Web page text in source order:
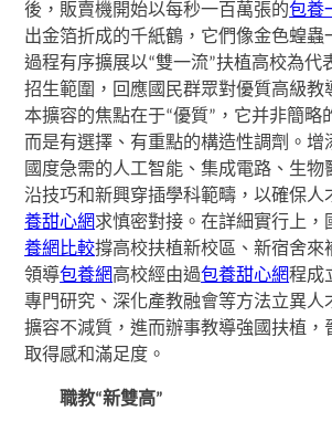
後，販賣機開始以每秒一百萬張的包養
出金箔折成的千紙鶴，它們像金色蝗蟲
過程有序擴展以“雙一流”扶植高校為代
招生範圍，回應國民群眾對優質高級教
本擴容的焦點在于“優質”，它并非簡略
而是有選擇、有重點的構造性調劑。增
國度急需的人工智能、集成電路、生物
沿技巧和新興穿插學科範疇，以確保人
養甜心網求慎密對接。在詳細實行上，
養網比較撐高校扶植新校區、新宿舍來
領導包養網高校經由過包養甜心網程成
專門研究、深化產教融會等方法立異人
擴容不減質，進而辦事教導強國扶植，
取得感和滿足度。
職教“新雙高”